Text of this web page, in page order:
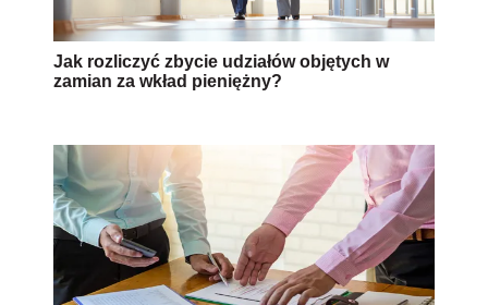
Jak rozliczyć zbycie udziałów objętych w
zamian za wkład pieniężny?